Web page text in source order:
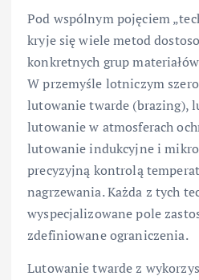
Pod wspólnym pojęciem
kryje się wiele metod
konkretnych grup
W przemyśle lotniczym
lutowanie twarde (brazing),
lutowanie w atmosferach
lutowanie indukcyjne i
precyzyjną kontrolą
nagrzewania. Każda z tych
wyspecjalizowane pole
zdefiniowane ograniczenia.
Lutowanie twarde z